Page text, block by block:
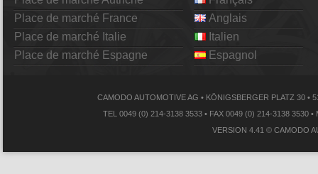
Place de marché France
Place de marché Italie
Place de marché Espagne
Anglais
Italien
Espagnol
CAMODO AUTOMOTIVE AG • KÖNIGSBERGER PLATZ 30 •
TEL 0049 (0) 214-3138 3533 • FAX 0049 (0) 214-3138 3530
VERSION 4.41 © CAMODO